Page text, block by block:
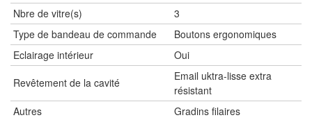
Nbre de vitre(s)
3
Type de bandeau de commande
Boutons ergonomiques
Eclairage intérieur
Oui
Revêtement de la cavité
Email uktra-lisse extra
résistant
Autres
Gradins filaires